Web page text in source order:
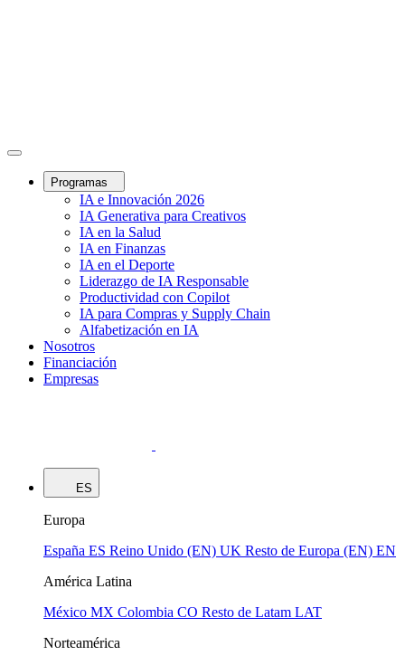
Programas
IA e Innovación 2026
IA Generativa para Creativos
IA en la Salud
IA en Finanzas
IA en el Deporte
Liderazgo de IA Responsable
Productividad con Copilot
IA para Compras y Supply Chain
Alfabetización en IA
Nosotros
Financiación
Empresas
ES
Europa
España ES Reino Unido (EN) UK Resto de Europa (EN) EN
América Latina
México MX Colombia CO Resto de Latam LAT
Norteamérica